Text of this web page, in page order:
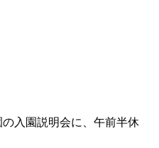
入園説明会に、午前半休